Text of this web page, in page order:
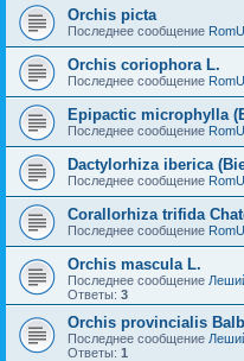
Orchis picta
Последнее сообщение
Orchis coriophora L.
Последнее сообщение
Epipactic microphylla
Последнее сообщение
Dactylorhiza iberica
Последнее сообщение
Corallorhiza trifida
Последнее сообщение
Orchis mascula L.
Последнее сообщение
Ответы: 3
Orchis provincialis
Последнее сообщение
Ответы: 1